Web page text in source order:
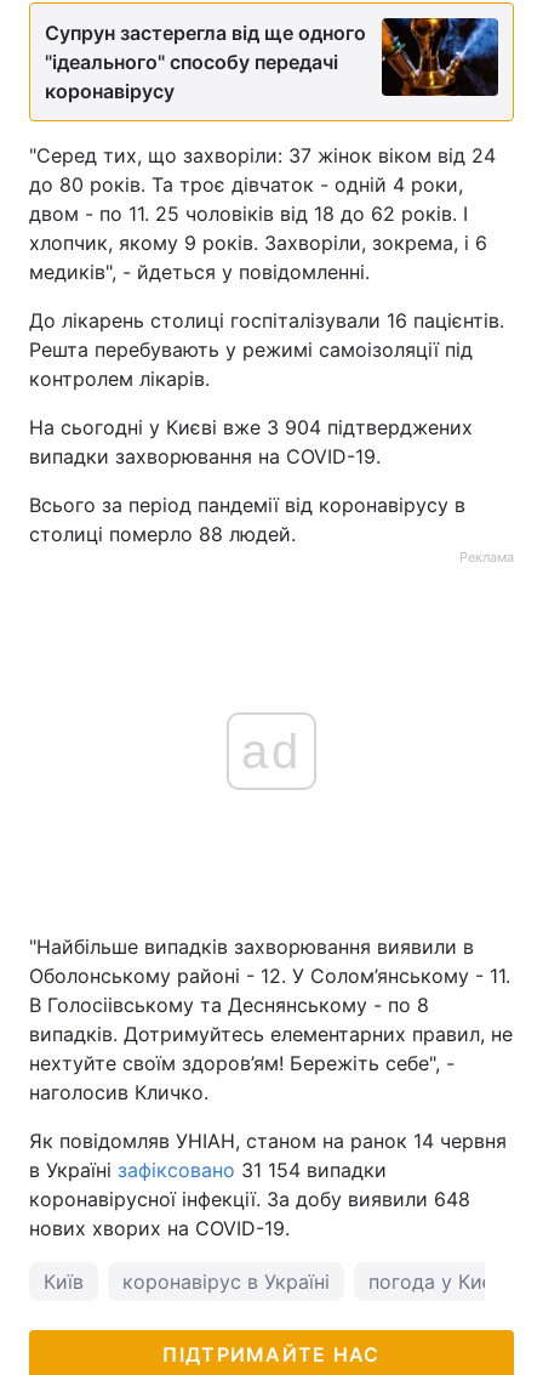
Супрун застерегла від ще одного
"ідеального" способу передачі
коронавірусу
"Серед тих, що захворіли: 37 жінок віком від 24
до 80 рокiв. Та троє дівчаток - одній 4 роки,
двом - по 11. 25 чоловікiв від 18 до 62 рокiв. І
хлопчик, якому 9 років. Захворіли, зокрема, і 6
медиків", - йдеться у повідомленні.
До лікарень столиці госпіталізували 16 пацієнтів.
Решта перебувають у режимі самоізоляції під
контролем лікарів.
На сьогодні у Києві вже 3 904 підтверджених
випадки захворювання на COVID-19.
Всього за період пандемії від коронавірусу в
столиці померло 88 людей.
Реклама
ad
"Найбільше випадків захворювання виявили в
Оболонському районі - 12. У Солом’янському - 11.
В Голосіівському та Деснянському - по 8
випадків. Дотримуйтесь елементарних правил, не
нехтуйте своїм здоров’ям! Бережіть себе", -
наголосив Кличко.
Як повідомляв УНІАН, станом на ранок 14 червня
в Україні зафіксовано 31 154 випадки
коронавірусної інфекції. За добу виявили 648
нових хворих на COVID-19.
Київ коронавірус в Україні погода у Києві
ПІДТРИМАЙТЕ НАС